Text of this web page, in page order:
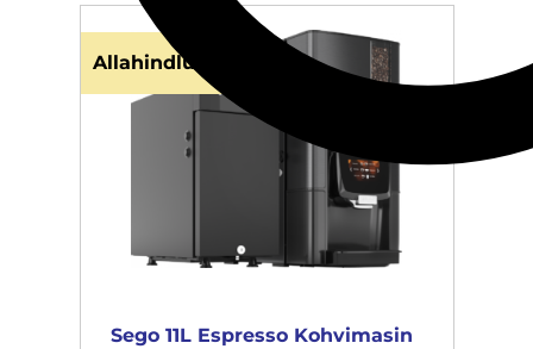
Allahindlus!
Sego 11L Espresso Kohvimasin